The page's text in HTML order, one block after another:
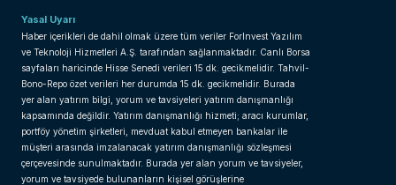
Yasal Uyarı
Haber içerikleri de dahil olmak üzere tüm veriler ForInvest Yazılım
ve Teknoloji Hizmetleri A.Ş. tarafından sağlanmaktadır. Canlı Borsa
sayfaları haricinde Hisse Senedi verileri 15 dk. gecikmelidir. Tahvil-
Bono-Repo özet verileri her durumda 15 dk. gecikmelidir. Burada
yer alan yatırım bilgi, yorum ve tavsiyeleri yatırım danışmanlığı
kapsamında değildir. Yatırım danışmanlığı hizmeti; aracı kurumlar,
portföy yönetim şirketleri, mevduat kabul etmeyen bankalar ile
müşteri arasında imzalanacak yatırım danışmanlığı sözleşmesi
çerçevesinde sunulmaktadır. Burada yer alan yorum ve tavsiyeler,
yorum ve tavsiyede bulunanların kişisel görüşlerine